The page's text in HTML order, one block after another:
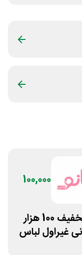
100,000
کد تخفیف 100 هزار
غیراول لباس